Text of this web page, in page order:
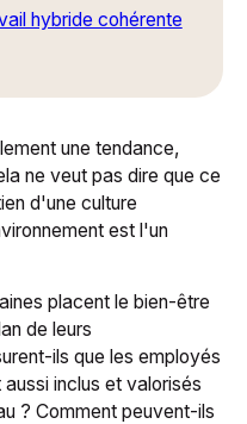
hybride cohérente
une tendance,
ne veut pas dire que ce
d'une culture
est l'un
placent le bien-être
de leurs
ils que les employés
inclus et valorisés
? Comment peuvent-ils